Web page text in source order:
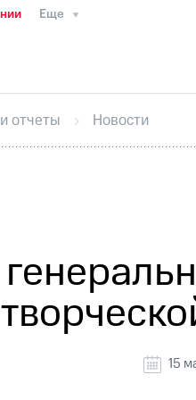
Еще
Интервью
секретарь
кабинет акционера
отчеты Новости
15